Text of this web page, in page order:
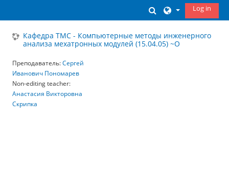
Toggle search
Log in
Кафедра ТМС - Компьютерные методы инженерного
анализа мехатронных модулей (15.04.05) ~О
Преподаватель:Сергей
Иванович Пономарев
Non-editing teacher:
Анастасия Викторовна
Скрипка